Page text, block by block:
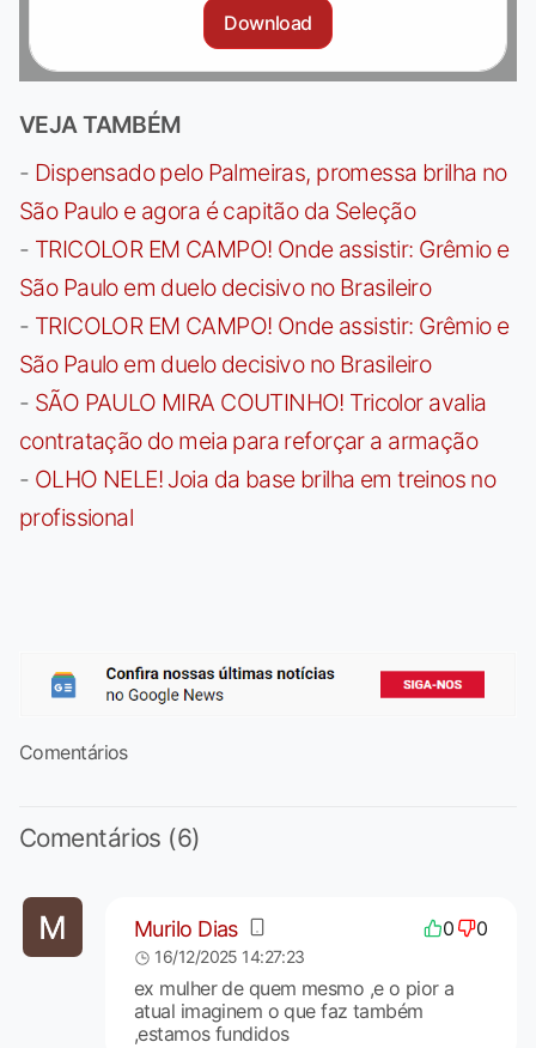
Download
VEJA TAMBÉM
- Dispensado pelo Palmeiras, promessa brilha no
São Paulo e agora é capitão da Seleção
- TRICOLOR EM CAMPO! Onde assistir: Grêmio e
São Paulo em duelo decisivo no Brasileiro
- TRICOLOR EM CAMPO! Onde assistir: Grêmio e
São Paulo em duelo decisivo no Brasileiro
- SÃO PAULO MIRA COUTINHO! Tricolor avalia
contratação do meia para reforçar a armação
- OLHO NELE! Joia da base brilha em treinos no
profissional
Comentários
Comentários (6)
Murilo Dias 0 0
16/12/2025 14:27:23
ex mulher de quem mesmo ,e o pior a
atual imaginem o que faz também
,estamos fundidos